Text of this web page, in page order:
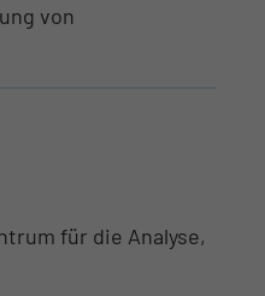
von
für die Analyse,